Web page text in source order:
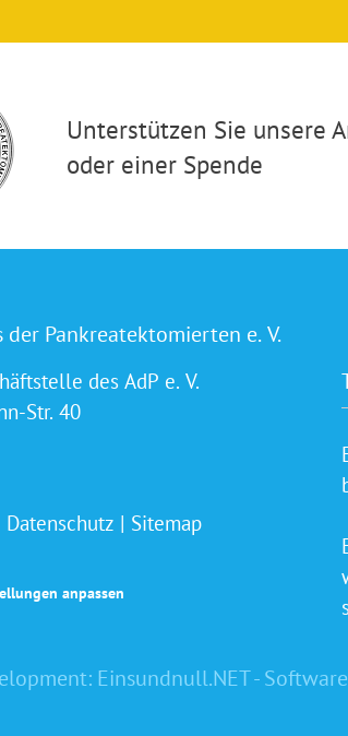
Unterstützen Sie unsere
oder einer Spende
der Pankreatektomierten e. V.
des AdP e. V.
Str. 40
Datenschutz | Sitemap
anpassen
Einsundnull.NET -